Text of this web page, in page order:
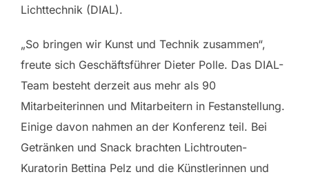
Lichttechnik (DIAL).
„So bringen wir Kunst und Technik zusammen“,
freute sich Geschäftsführer Dieter Polle. Das DIAL-
Team besteht derzeit aus mehr als 90
Mitarbeiterinnen und Mitarbeitern in Festanstellung.
Einige davon nahmen an der Konferenz teil. Bei
Getränken und Snack brachten Lichtrouten-
Kuratorin Bettina Pelz und die Künstlerinnen und